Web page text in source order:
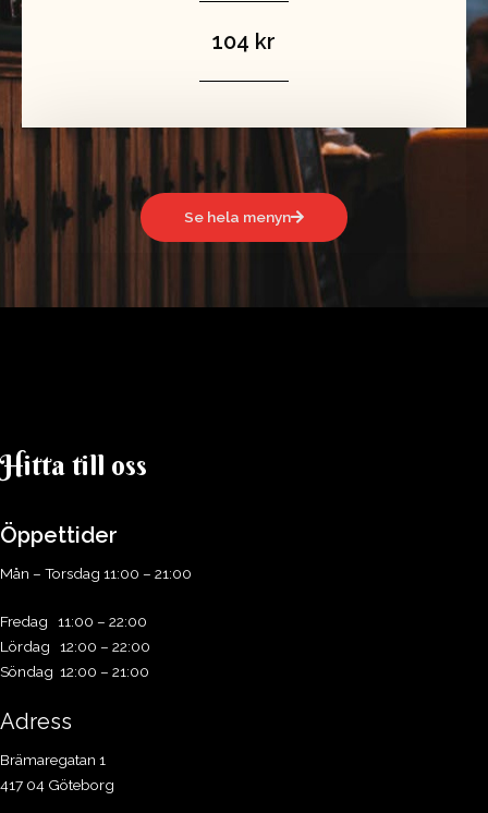
104 kr
Se hela menyn
Hitta till oss​
Öppettider
Mån – Torsdag 11:00 – 21:00
Fredag 11:00 – 22:00
Lördag 12:00 – 22:00
Söndag 12:00 – 21:00
Adress
Brämaregatan 1
417 04 Göteborg